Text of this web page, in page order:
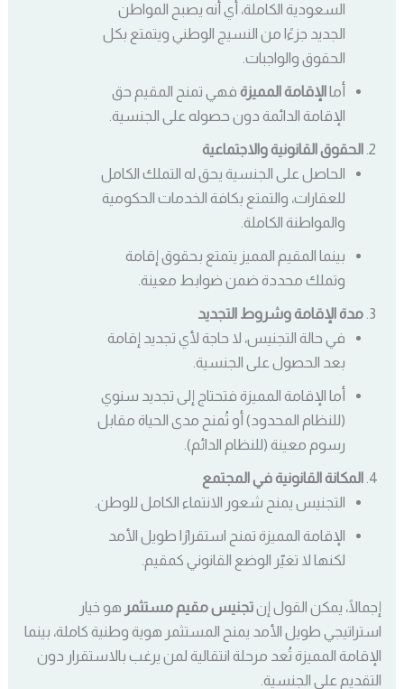
السعودية الكاملة، أي أنه يصبح المواطن
الجديد جزءًا من النسيج الوطني ويتمتع بكل
الحقوق والواجبات.
أماالإقامة المميزة فهي تمنح المقيم حق
الإقامة الدائمة دون حصوله على الجنسية.
الحقوق القانونية والاجتماعية
الحاصل على الجنسية يحق له التملك الكامل
للعقارات، والتمتع بكافة الخدمات الحكومية
والمواطنة الكاملة.
بينما المقيم المميز يتمتع بحقوق إقامة
وتملك محددة ضمن ضوابط معينة.
مدة الإقامة وشروط التجديد
في حالة التجنيس، لا حاجة لأي تجديد إقامة
بعد الحصول على الجنسية.
أما الإقامة المميزة فتحتاج إلى تجديد سنوي
(للنظام المحدود) أو تُمنح مدى الحياة مقابل
رسوم معينة (للنظام الدائم).
المكانة القانونية في المجتمع
التجنيس يمنح شعور الانتماء الكامل للوطن.
الإقامة المميزة تمنح استقرارًا طويل الأمد
لكنها لا تغيّر الوضع القانوني كمقيم.
إجمالًا، يمكن القول إنتجنيس مقيم مستثمر هو خيار
استراتيجي طويل الأمد يمنح المستثمر هوية وطنية كاملة، بينما
الإقامة المميزة تُعد مرحلة انتقالية لمن يرغب بالاستقرار دون
التقديم على الجنسية.